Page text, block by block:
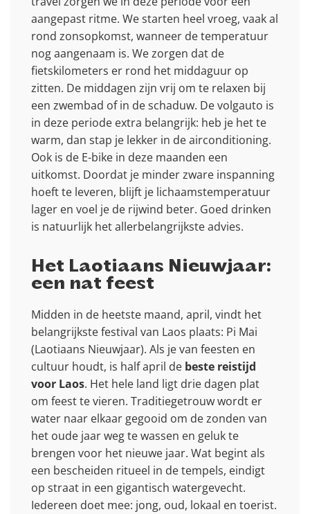
aangepast ritme. We starten heel vroeg, vaak al
rond zonsopkomst, wanneer de temperatuur
nog aangenaam is. We zorgen dat de
fietskilometers er rond het middaguur op
zitten. De middagen zijn vrij om te relaxen bij
een zwembad of in de schaduw. De volgauto is
in deze periode extra belangrijk: heb je het te
warm, dan stap je lekker in de airconditioning.
Ook is de E-bike in deze maanden een
uitkomst. Doordat je minder zware inspanning
hoeft te leveren, blijft je lichaamstemperatuur
lager en voel je de rijwind beter. Goed drinken
is natuurlijk het allerbelangrijkste advies.
Het Laotiaans Nieuwjaar:
een nat feest
Midden in de heetste maand, april, vindt het
belangrijkste festival van Laos plaats: Pi Mai
(Laotiaans Nieuwjaar). Als je van feesten en
cultuur houdt, is half april de beste reistijd
voor Laos. Het hele land ligt drie dagen plat
om feest te vieren. Traditiegetrouw wordt er
water naar elkaar gegooid om de zonden van
het oude jaar weg te wassen en geluk te
brengen voor het nieuwe jaar. Wat begint als
een bescheiden ritueel in de tempels, eindigt
op straat in een gigantisch watergevecht.
Iedereen doet mee: jong, oud, lokaal en toerist.